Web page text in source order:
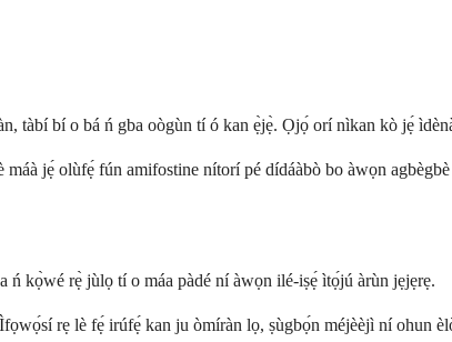
tàbí bí o bá ń gba oògùn tí ó kan ẹ̀jẹ̀. Ọjọ́ orí nìkan kò jẹ́
jẹ́ olùfẹ́ fún amifostine nítorí pé dídáàbò bo àwọn
kọ̀wé rẹ̀ jùlọ tí o máa pàdé ní àwọn ilé-iṣẹ́ ìtọ́jú àrùn jẹjẹrẹ.
rẹ lè fẹ́ irúfẹ́ kan ju òmíràn lọ, ṣùgbọ́n méjèèjì ní ohun